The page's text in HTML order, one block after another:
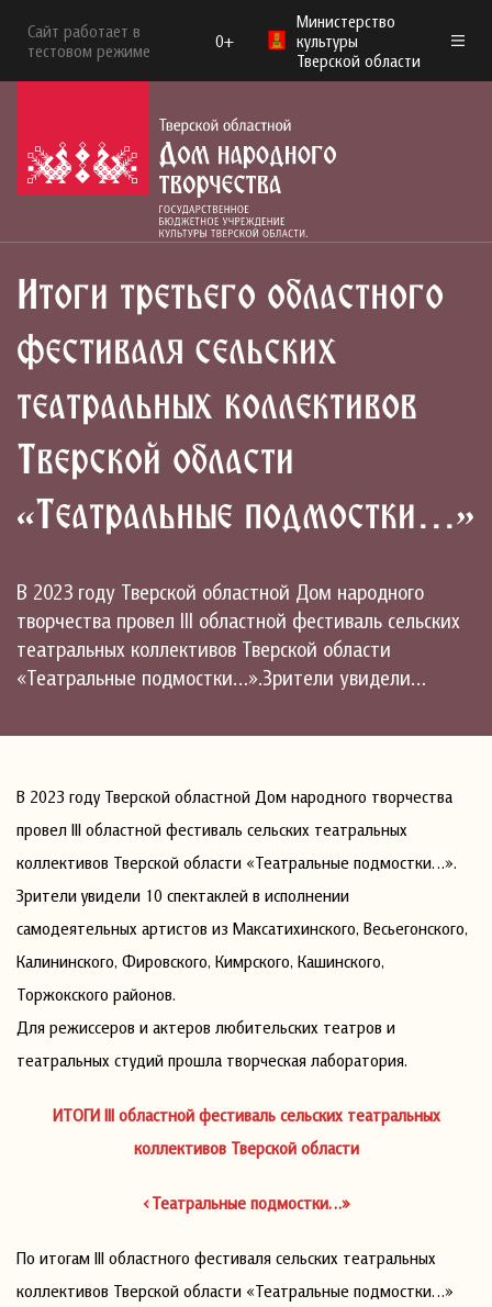
Сайт работает в
тестовом режиме
0+
Министерство
культуры
Тверской области
Итоги третьего областного
фестиваля сельских
театральных коллективов
Тверской области
«Театральные подмостки…»
В 2023 году Тверской областной Дом народного
творчества провел III областной фестиваль сельских
театральных коллективов Тверской области
«Театральные подмостки…».Зрители увидели…
В 2023 году Тверской областной Дом народного творчества
провел III областной фестиваль сельских театральных
коллективов Тверской области «Театральные подмостки…».
Зрители увидели 10 спектаклей в исполнении
самодеятельных артистов из Максатихинского, Весьегонского,
Калининского, Фировского, Кимрского, Кашинского,
Торжокского районов.
Для режиссеров и актеров любительских театров и
театральных студий прошла творческая лаборатория.
ИТОГИ III областной фестиваль сельских театральных
коллективов Тверской области
«Театральные подмостки…»
По итогам III областного фестиваля сельских театральных
коллективов Тверской области «Театральные подмостки…»